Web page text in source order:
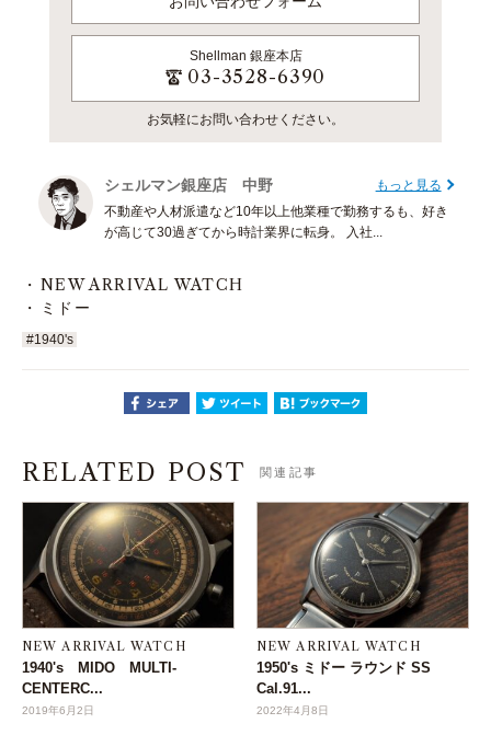
Shellman 銀座本店
03-3528-6390
お気軽にお問い合わせください。
シェルマン銀座店 中野
もっと見る
不動産や人材派遣など10年以上他業種で勤務するも、好き
が高じて30過ぎてから時計業界に転身。 入社...
NEW ARRIVAL WATCH
ミドー
#1940's
RELATED POST 関連記事
NEW ARRIVAL WATCH
1940's MIDO MULTI-
CENTERC...
2019年6月2日
NEW ARRIVAL WATCH
1950's ミドー ラウンド SS
Cal.91...
2022年4月8日